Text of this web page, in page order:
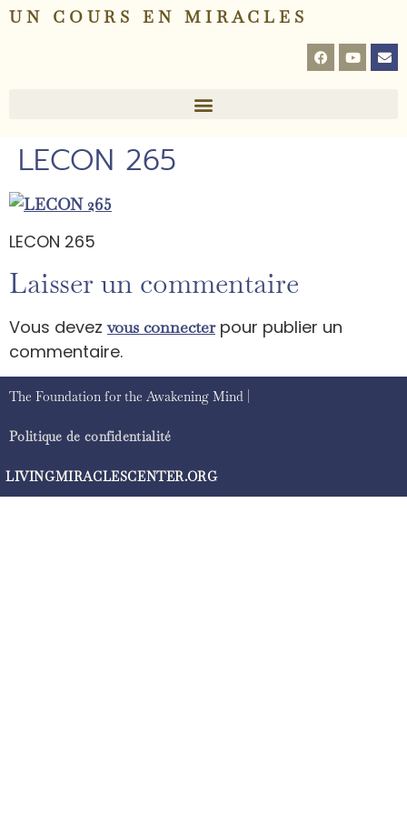
UN COURS EN MIRACLES
LECON 265
LECON 265
Laisser un commentaire
Vous devezvous connecterpour publier un
commentaire.
The Foundation for the Awakening Mind |
Politique de confidentialité
LIVINGMIRACLESCENTER.ORG